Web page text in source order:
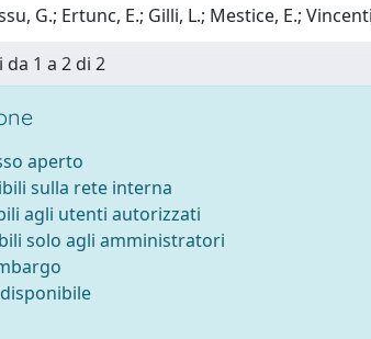
G.; Ertunc, E.; Gilli, L.; Mestice, E.;
1 a 2 di 2
aperto
sulla rete interna
agli utenti autorizzati
solo agli amministratori